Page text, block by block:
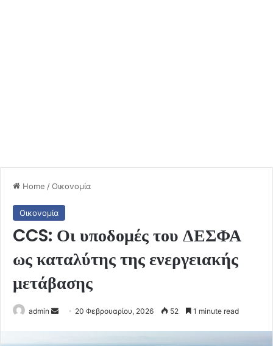
Home /Οικονομία
Οικονομία
CCS: Οι υποδομές του ΔΕΣΦΑ
ως καταλύτης της ενεργειακής
μετάβασης
admin
Send 20 Φεβρουαρίου, 2026 52 1 minute read